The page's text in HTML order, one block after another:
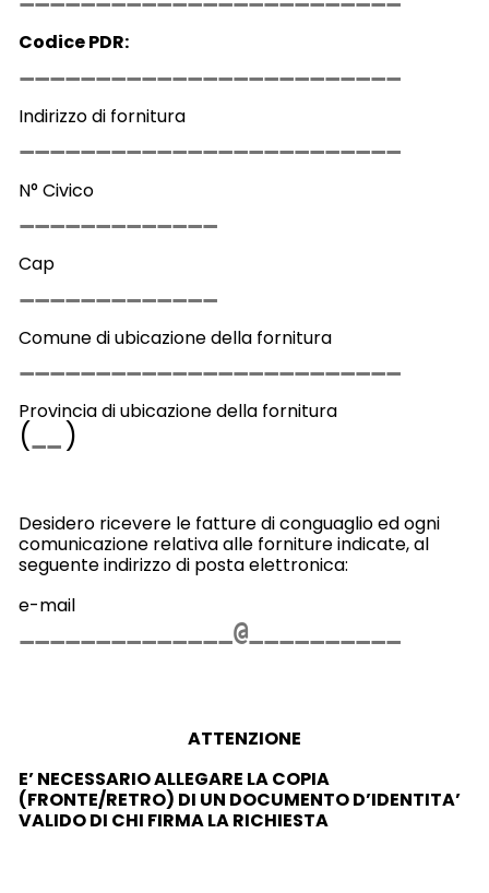
Codice PDR:
Indirizzo di fornitura
N° Civico
Cap
Comune di ubicazione della fornitura
Provincia di ubicazione della fornitura
( )
Desidero ricevere le fatture di conguaglio ed ogni
comunicazione relativa alle forniture indicate, al
seguente indirizzo di posta elettronica:
e-mail
ATTENZIONE
E’ NECESSARIO ALLEGARE LA COPIA
(FRONTE/RETRO) DI UN DOCUMENTO D’IDENTITA’
VALIDODI CHI FIRMA LA RICHIESTA